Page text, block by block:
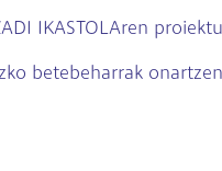
IKASTOLAren
betebeharrak